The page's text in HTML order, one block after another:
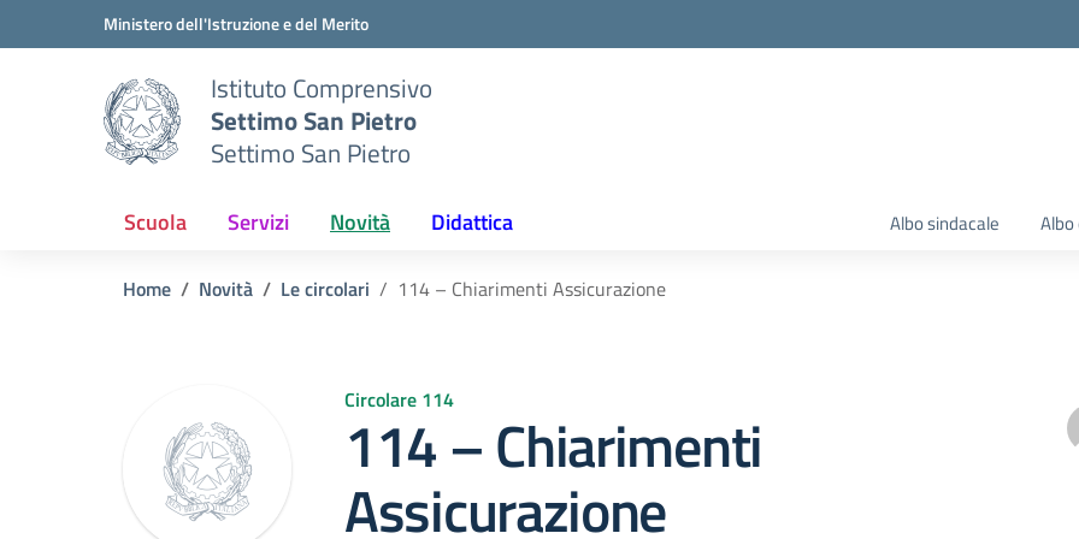
Vai ai contenuti
Vai al menu di navigazioneMinistero dell'Istruzione e del Merito
Istituto Comprensivo
Settimo San Pietro
Settimo San Pietro
Scuola Servizi Novità Didattica Albo sindacale Albo
Home Novità Le circolari 114 – Chiarimenti Assicurazione
Circolare 114
114 – Chiarimenti
Assicurazione